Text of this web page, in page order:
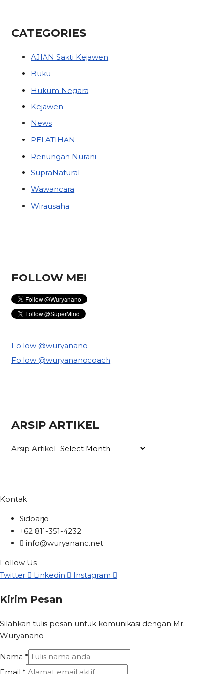
CATEGORIES
AJIAN Sakti Kejawen
Buku
Hukum Negara
Kejawen
News
PELATIHAN
Renungan Nurani
SupraNatural
Wawancara
Wirausaha
FOLLOW ME!
Follow @wuryanano
Follow @wuryananocoach
ARSIP ARTIKEL
Arsip Artikel
Kontak
Sidoarjo
+62 811-351-4232
info@wuryanano.net
Follow Us
Twitter
Linkedin Instagram
Kirim Pesan
Silahkan tulis pesan untuk komunikasi dengan Mr.
Wuryanano
Nama *
Email *